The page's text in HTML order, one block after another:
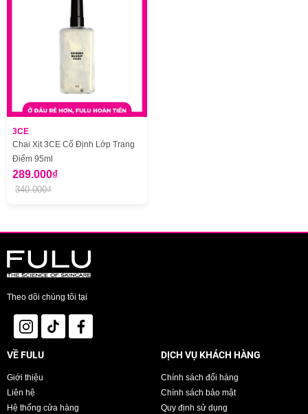
3CE
Chai Xịt 3CE Cố Định Lớp Trang
Điểm 95ml
289.000₫
340.000₫
Theo dõi chúng tôi tại
VỀ FULU
Giới thiệu
Liên hệ
Hệ thống cửa hàng
DỊCH VỤ KHÁCH HÀNG
Chính sách đổi hàng
Chính sách bảo mật
Quy định sử dụng